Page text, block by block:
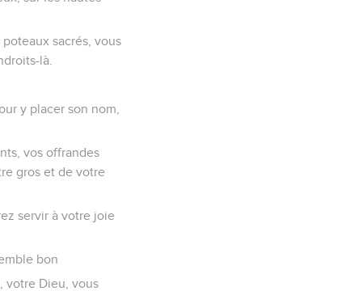
sacrés, vous
là.
y placer son nom,
vos offrandes
gros et de votre
servir à votre joie
bon
votre Dieu, vous